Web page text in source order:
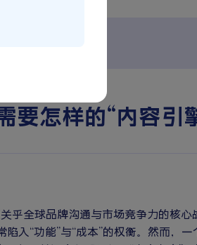
怎样的“内容引
乎全球品牌沟通与市场竞争力的核心
入“功能”与“成本”的权衡。然而，一